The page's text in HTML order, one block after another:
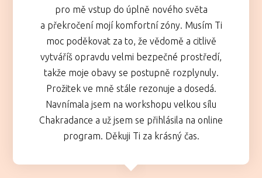
pro mě vstup do úplně nového světa
a překročení mojí komfortní zóny. Musím Ti
moc poděkovat za to, že vědomě a citlivě
vytváříš opravdu velmi bezpečné prostředí,
takže moje obavy se postupně rozplynuly.
Prožitek ve mně stále rezonuje a dosedá.
Navnímala jsem na workshopu velkou sílu
Chakradance a už jsem se přihlásila na online
program. Děkuji Ti za krásný čas.